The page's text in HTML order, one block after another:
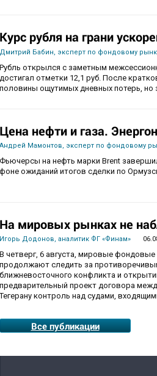
Курс рубля на грани
Дмитрий Бабин, эксперт по фондовому
Рубль открылся с заметным
достигал отметки 12,1 руб. После
половины ощутимых дневных потерь, но
Цена нефти и газа.
Андрей Мамонтов, эксперт по фондовому
Фьючерсы на нефть марки Brent
фоне ожиданий итогов сделки по
На мировых рынках не
Игорь Додонов, аналитик ФГ «Финам»
В четверг, 6 августа, мировые
продолжают следить за
ближневосточного конфликта и
предварительный проект договора
Тегерану контроль над судами,
Все публикации